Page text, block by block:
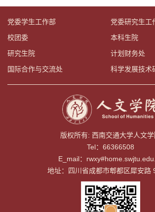
党委学生工作部
党委研究生工
校团委
本科生院
研究生院
计划财务处
国际合作与交流处
科学发展技术
版权所有: 西南交通大学人文
Tel：66366508
E_mail：
地址：四川省成都市郫都区犀安路